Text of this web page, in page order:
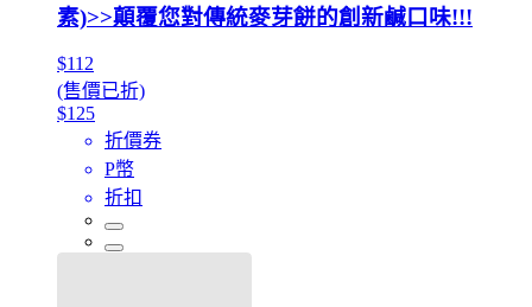
素)>>顛覆您對傳統麥芽餅的創新鹹口味!!!
$112
(售價已折)
$125
折價券
P幣
折扣